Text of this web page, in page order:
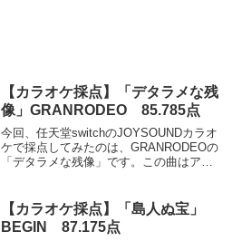
【カラオケ採点】「デタラメな残
像」GRANRODEO 85.785点
今回、任天堂switchのJOYSOUNDカラオ
ケで採点してみたのは、GRANRODEOの
「デタラメな残像」です。この曲はアニ
い、ヘヴィメタ風のカッコイイ曲で...
【カラオケ採点】「島人ぬ宝」
BEGIN 87.175点